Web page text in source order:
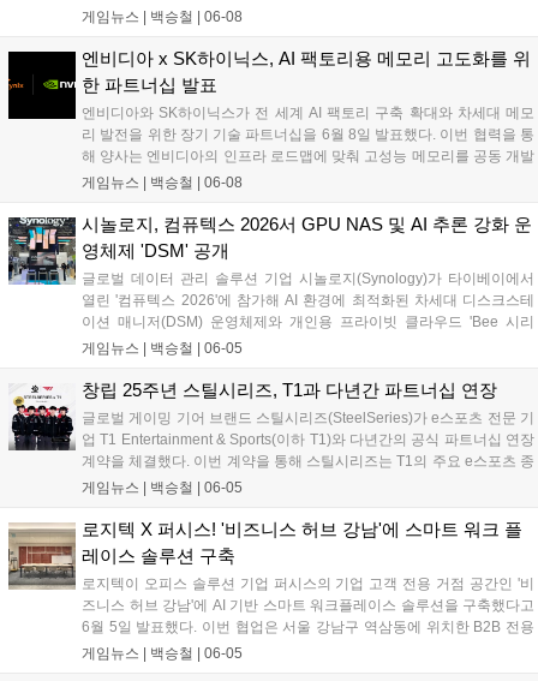
지역에서 11만 1,312명의 바이어가 방문했으며, 인텔, 퀄컴, 마벨, NXP
팅 및 게이밍 환경의 핵심이 될 AI 기술의 미래 청사진을 제시했다. 특히
가상 공간을 넘어 실제 하드웨어 제어와 연동되는 피지컬 AI 기술과 에이
수스(ASUS), 트랜센드 등 주요 제조사들의 지속가능한 하드웨어 생태계
가 집중 조명되며 전 세계 게이머들과 산업 관계자들의 이목을 집중시켰
다....
게임뉴스 | 백승철 | 06-08
엔비디아 x SK하이닉스, AI 팩토리용 메모리 고도화를 위
한 파트너십 발표
엔비디아와 SK하이닉스가 전 세계 AI 팩토리 구축 확대와 차세대 메모
리 발전을 위한 장기 기술 파트너십을 6월 8일 발표했다. 이번 협력을 통
해 양사는 엔비디아의 인프라 로드맵에 맞춰 고성능 메모리를 공동 개발
하며, 개인용 PC 시장을 겨냥한 '엔비디아 RTX 스파크(RTX Spark) PC'
어링 협력을 기반으로 최첨단 모델 훈련부터 차세대 PC 및 로보틱스 컴
퓨팅 플랫폼까지 아우르는 고성능 반도체 생태계를 구축할 방침이다....
게임뉴스 | 백승철 | 06-08
시놀로지, 컴퓨텍스 2026서 GPU NAS 및 AI 추론 강화 운
영체제 'DSM' 공개
글로벌 데이터 관리 솔루션 기업 시놀로지(Synology)가 타이베이에서
열린 '컴퓨텍스 2026'에 참가해 AI 환경에 최적화된 차세대 디스크스테
이션 매니저(DSM) 운영체제와 개인용 프라이빗 클라우드 'Bee 시리
즈'를 포함한 신규 라인업을 전격 공개했다. 이번 신제품군은 하드웨어
것이 특징이다. 대용량 미디어 파일 백업이 잦은 크리에이터와 게이머,
그리고 엔터프라이즈 인프라를 아우르는 차세대 데이터 생태계를 구축
하겠다는 전략이다....
게임뉴스 | 백승철 | 06-05
창립 25주년 스틸시리즈, T1과 다년간 파트너십 연장
글로벌 게이밍 기어 브랜드 스틸시리즈(SteelSeries)가 e스포츠 전문 기
업 T1 Entertainment & Sports(이하 T1)와 다년간의 공식 파트너십 연장
계약을 체결했다. 이번 계약을 통해 스틸시리즈는 T1의 주요 e스포츠 종
목인 리그 오브 레전드(LoL)와 발로란트(VALORANT) 팀 소속 선수들에
는 향후 제품 테스트와 마케팅 활동 등 다양한 프로젝트에서 협력하며
프리미엄 게이밍 기어의 기술 우수성을 강화할 방침이다....
게임뉴스 | 백승철 | 06-05
로지텍 X 퍼시스! '비즈니스 허브 강남'에 스마트 워크 플
레이스 솔루션 구축
로지텍이 오피스 솔루션 기업 퍼시스의 기업 고객 전용 거점 공간인 '비
즈니스 허브 강남'에 AI 기반 스마트 워크플레이스 솔루션을 구축했다고
6월 5일 발표했다. 이번 협업은 서울 강남구 역삼동에 위치한 B2B 전용
공간에서 실제 업무 및 고객 상담 환경을 기반으로 진행됐다. 로지텍은
게임뉴스 | 백승철 | 06-05